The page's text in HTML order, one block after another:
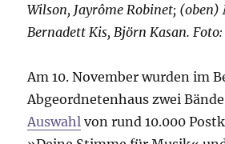
Wilson, Jayrôme Robinet; (oben)
Bernadett Kis, Björn Kasan.
Am 10. November wurden im
Abgeordnetenhaus zwei
Auswahl von rund 10.000